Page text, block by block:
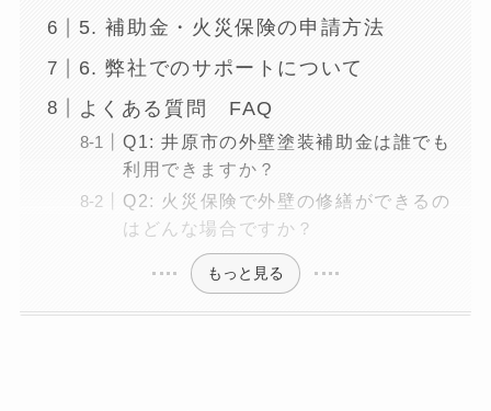
5. 補助金・火災保険の申請方法
6. 弊社でのサポートについて
よくある質問 FAQ
Q1: 井原市の外壁塗装補助金は誰でも
利用できますか？
Q2: 火災保険で外壁の修繕ができるの
はどんな場合ですか？
もっと見る